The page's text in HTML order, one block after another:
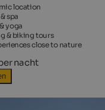
location
spa
yoga
& biking tours
close to nature
nacht